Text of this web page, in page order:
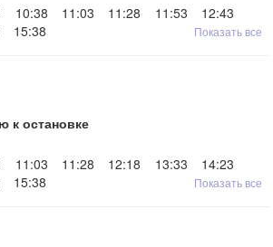
10:38 11:03 11:28 11:53
12:43
15:38 Показать все
к остановке
11:03 11:28 12:18 13:33
14:23
15:38 Показать все